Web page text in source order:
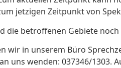
jetzigen Zeitpunkt von
die betroffenen Gebiete
wir in unserem Büro
uns wenden: 037346/1303.